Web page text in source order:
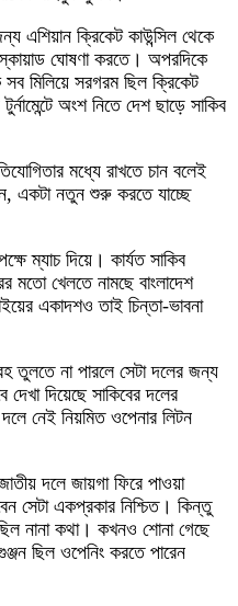
এশিয়ান ক্রিকেট কাউন্সিল থেকে
ঘোষণা করতে। অপরদিকে
সব মিলিয়ে সরগরম ছিল ক্রিকেট
অংশ নিতে দেশ ছাড়ে সাকিব
মধ্যে রাখতে চান বলেই
একটা নতুন শুরু করতে যাচ্ছে
ম্যাচ দিয়ে। কার্যত সাকিব
মতো খেলতে নামছে বাংলাদেশ
একাদশও তাই চিন্তা-ভাবনা
তুলতে না পারলে সেটা দলের জন্য
দিয়েছে সাকিবের দলের
নেই নিয়মিত ওপেনার লিটন
দলে জায়গা ফিরে পাওয়া
সেটা একপ্রকার নিশ্চিত। কিন্তু
ছিল নানা কথা। কখনও শোনা গেছে
ছিল ওপেনিং করতে পারেন